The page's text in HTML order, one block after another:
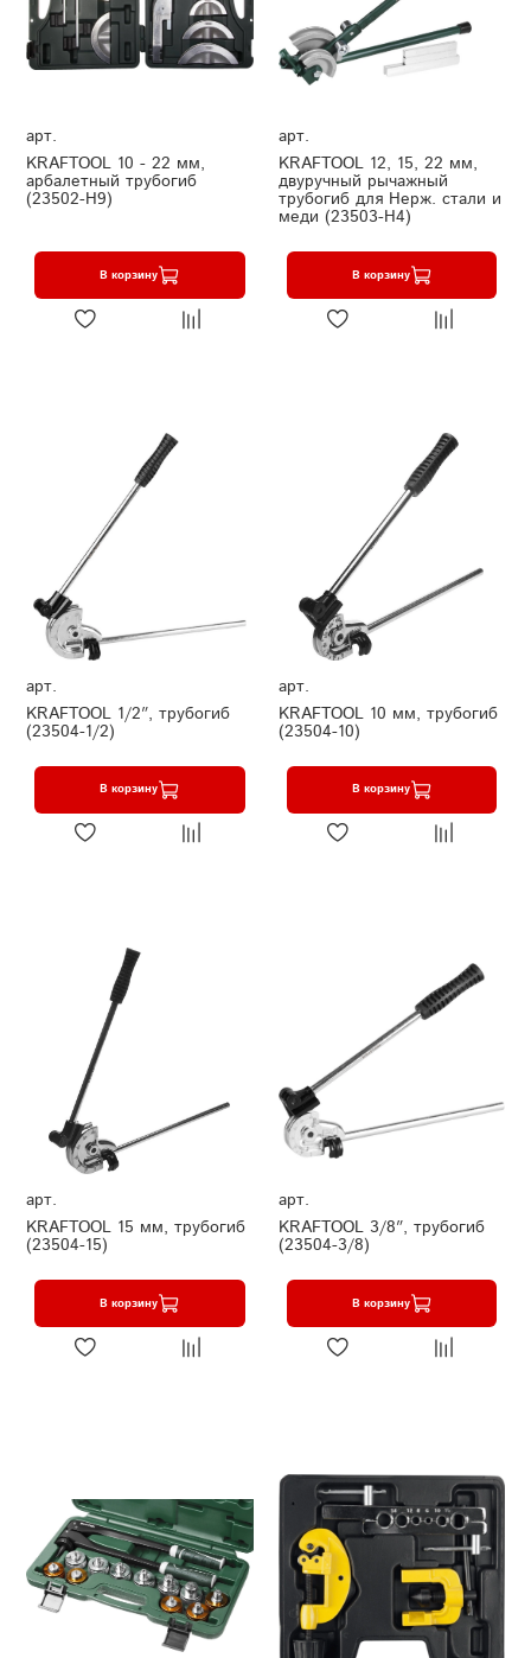
арт.
KRAFTOOL 10 - 22 мм,
арбалетный трубогиб
(23502-H9)
В корзину
арт.
KRAFTOOL 12, 15, 22 мм,
двуручный рычажный
трубогиб для Нерж. стали и
меди (23503-H4)
В корзину
арт.
KRAFTOOL 1/2″, трубогиб
(23504-1/2)
В корзину
арт.
KRAFTOOL 10 мм, трубогиб
(23504-10)
В корзину
арт.
KRAFTOOL 15 мм, трубогиб
(23504-15)
В корзину
арт.
KRAFTOOL 3/8″, трубогиб
(23504-3/8)
В корзину